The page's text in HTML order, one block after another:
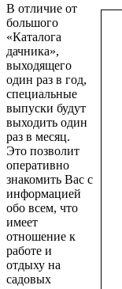
В отличие от
большого
«Каталога
дачника»,
выходящего
один раз в год,
специальные
выпуски будут
выходить один
раз в месяц.
Это позволит
оперативно
знакомить Вас с
информацией
обо всем, что
имеет
отношение к
работе и
отдыху на
садовых